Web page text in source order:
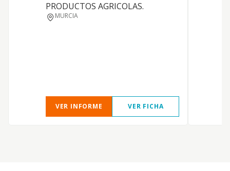
PRODUCTOS AGRICOLAS.
MURCIA
VER INFORME VER FICHA